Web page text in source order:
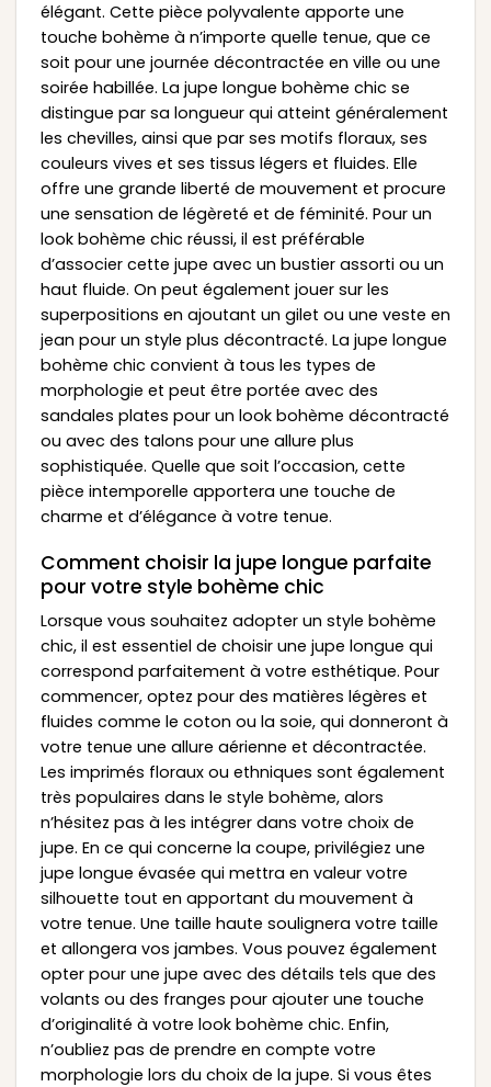
élégant. Cette pièce polyvalente apporte une
touche bohème à n’importe quelle tenue, que ce
soit pour une journée décontractée en ville ou une
soirée habillée. La jupe longue bohème chic se
distingue par sa longueur qui atteint généralement
les chevilles, ainsi que par ses motifs floraux, ses
couleurs vives et ses tissus légers et fluides. Elle
offre une grande liberté de mouvement et procure
une sensation de légèreté et de féminité. Pour un
look bohème chic réussi, il est préférable
d’associer cette jupe avec un bustier assorti ou un
haut fluide. On peut également jouer sur les
superpositions en ajoutant un gilet ou une veste en
jean pour un style plus décontracté. La jupe longue
bohème chic convient à tous les types de
morphologie et peut être portée avec des
sandales plates pour un look bohème décontracté
ou avec des talons pour une allure plus
sophistiquée. Quelle que soit l’occasion, cette
pièce intemporelle apportera une touche de
charme et d’élégance à votre tenue.
Comment choisir la jupe longue parfaite
pour votre style bohème chic
Lorsque vous souhaitez adopter un style bohème
chic, il est essentiel de choisir une jupe longue qui
correspond parfaitement à votre esthétique. Pour
commencer, optez pour des matières légères et
fluides comme le coton ou la soie, qui donneront à
votre tenue une allure aérienne et décontractée.
Les imprimés floraux ou ethniques sont également
très populaires dans le style bohème, alors
n’hésitez pas à les intégrer dans votre choix de
jupe. En ce qui concerne la coupe, privilégiez une
jupe longue évasée qui mettra en valeur votre
silhouette tout en apportant du mouvement à
votre tenue. Une taille haute soulignera votre taille
et allongera vos jambes. Vous pouvez également
opter pour une jupe avec des détails tels que des
volants ou des franges pour ajouter une touche
d’originalité à votre look bohème chic. Enfin,
n’oubliez pas de prendre en compte votre
morphologie lors du choix de la jupe. Si vous êtes